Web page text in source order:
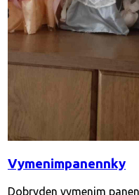
Vymenimpanennky
Dobryden vymenim